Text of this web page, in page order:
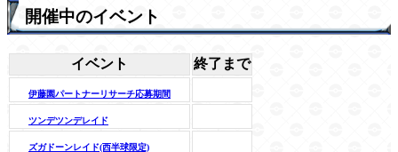
開催中のイベント
イベント 終了まで
伊藤園パートナーリサーチ応募期間
ツンデツンデレイド
ズガドーンレイド(西半球限定)